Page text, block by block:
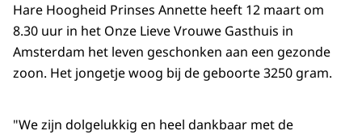
Hare Hoogheid Prinses Annette heeft 12 maart om
8.30 uur in het Onze Lieve Vrouwe Gasthuis in
Amsterdam het leven geschonken aan een gezonde
zoon. Het jongetje woog bij de geboorte 3250 gram.
"We zijn dolgelukkig en heel dankbaar met de